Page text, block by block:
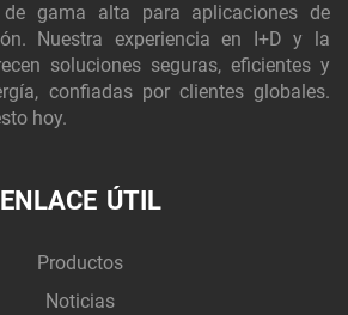
de gama alta para aplicaciones de
Nuestra experiencia en I+D y la
soluciones seguras, eficientes y
confiadas por clientes globales.
hoy.
ENLACE ÚTIL
Productos
Noticias